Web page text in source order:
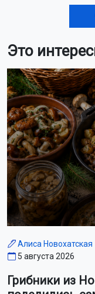
Это
Алиса Новохатская
5 августа 2026
Грибники из